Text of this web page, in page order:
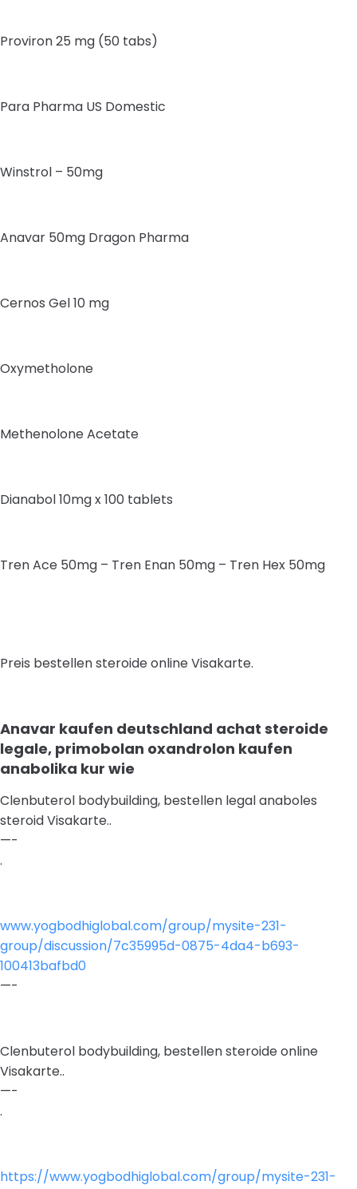
Proviron 25 mg (50 tabs)
Para Pharma US Domestic
Winstrol – 50mg
Anavar 50mg Dragon Pharma
Cernos Gel 10 mg
Oxymetholone
Methenolone Acetate
Dianabol 10mg x 100 tablets
Tren Ace 50mg – Tren Enan 50mg – Tren Hex 50mg
Preis bestellen steroide online Visakarte.
Anavar kaufen deutschland achat steroide
legale, primobolan oxandrolon kaufen
anabolika kur wie
Clenbuterol bodybuilding, bestellen legal anaboles
steroid Visakarte..
—-
.
www.yogbodhiglobal.com/group/mysite-231-
group/discussion/7c35995d-0875-4da4-b693-
100413bafbd0
—-
Clenbuterol bodybuilding, bestellen steroide online
Visakarte..
—-
.
https://www.yogbodhiglobal.com/group/mysite-231-